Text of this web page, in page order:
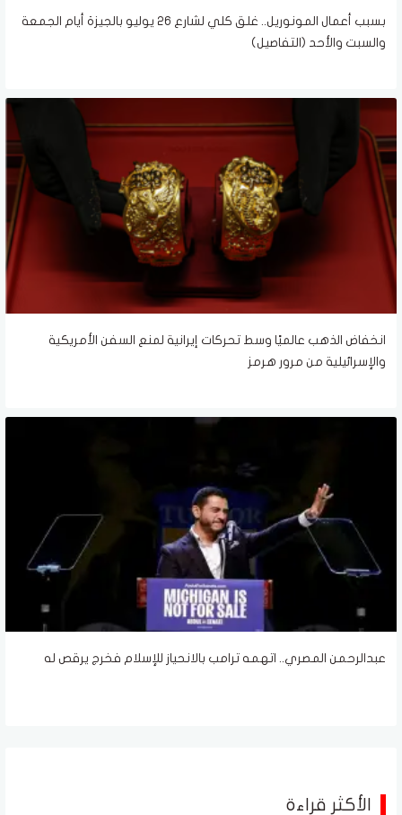
بسبب أعمال المونوريل.. غلق كلي لشارع 26 يوليو بالجيزة أيام الجمعة
والسبت والأحد (التفاصيل)
انخفاض الذهب عالميًا وسط تحركات إيرانية لمنع السفن الأمريكية
والإسرائيلية من مرور هرمز
عبدالرحمن المصري.. اتهمه ترامب بالانحياز للإسلام فخرج يرقص له
الأكثر قراءة